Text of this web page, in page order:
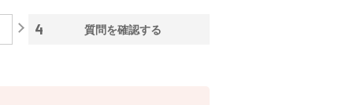
入退場も、調整会議も、もっとラクに
4 質問を確認する